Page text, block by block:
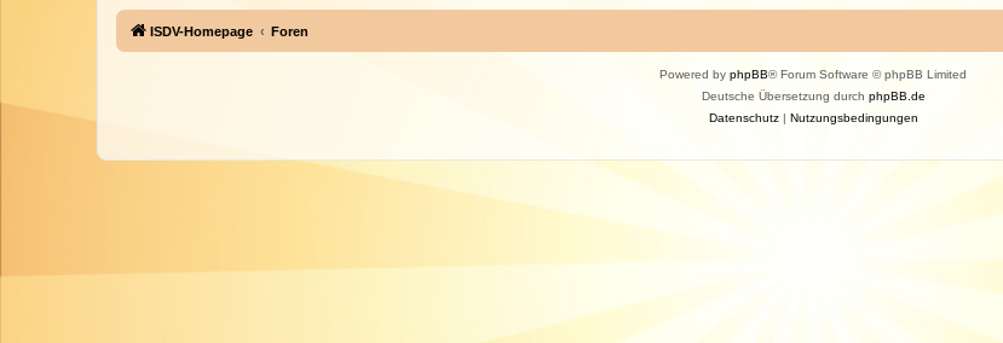
ISDV-Homepage Foren
Powered by phpBB® Forum Software © phpBB Limited
Deutsche Übersetzung durch phpBB.de
Datenschutz| Nutzungsbedingungen